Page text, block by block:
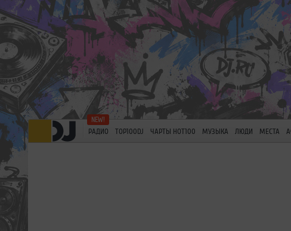
РАДИО TOP100DJ ЧАРТЫ HOT100 МУЗЫКА ЛЮДИ МЕСТА